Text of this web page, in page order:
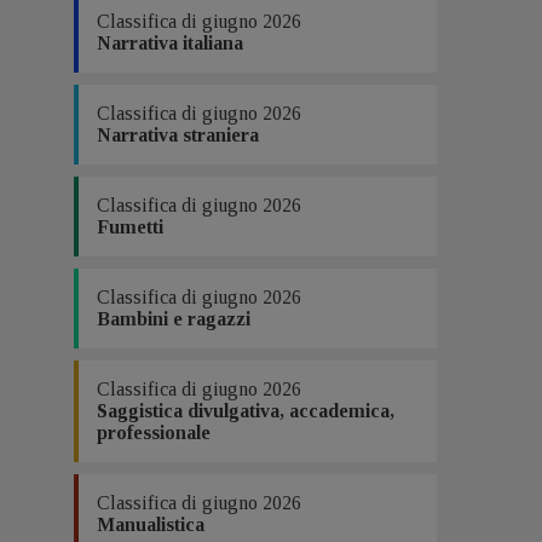
Classifica di giugno 2026
Narrativa italiana
Classifica di giugno 2026
Narrativa straniera
Classifica di giugno 2026
Fumetti
Classifica di giugno 2026
Bambini e ragazzi
Classifica di giugno 2026
Saggistica divulgativa, accademica,
professionale
Classifica di giugno 2026
Manualistica